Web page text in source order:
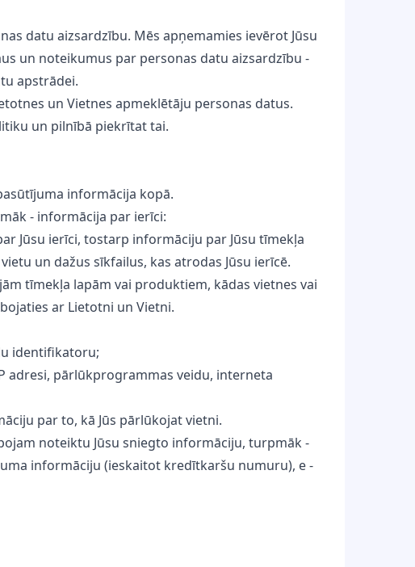
datu aizsardzību. Mēs apņemamies ievērot Jūsu
un noteikumus par personas datu aizsardzību -
apstrādei.
un Vietnes apmeklētāju personas datus.
un pilnībā piekrītat tai.
informācija kopā.
- informācija par ierīci:
Jūsu ierīci, tostarp informāciju par Jūsu tīmekļa
un dažus sīkfailus, kas atrodas Jūsu ierīcē.
tīmekļa lapām vai produktiem, kādas vietnes vai
ar Lietotni un Vietni.
identifikatoru;
adresi, pārlūkprogrammas veidu, interneta
par to, kā Jūs pārlūkojat vietni.
noteiktu Jūsu sniegto informāciju, turpmāk -
informāciju (ieskaitot kredītkaršu numuru), e -